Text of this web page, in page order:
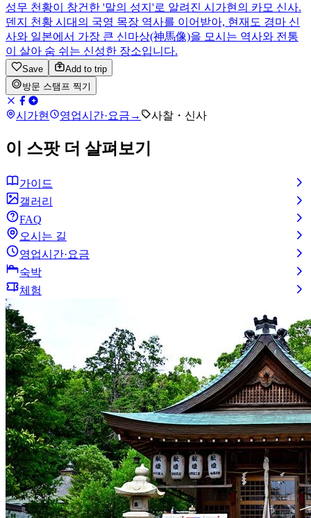
성무 천황이 창건한 '말의 성지'로 알려진 시가현의 카모 신사.
덴지 천황 시대의 국영 목장 역사를 이어받아, 현재도 경마 신
사와 일본에서 가장 큰 신마상(神馬像)을 모시는 역사와 전통
이 살아 숨 쉬는 신성한 장소입니다.
Save
Add to trip
방문 스탬프 찍기
시가현 영업시간·요금 → 사찰・신사
이 스팟 더 살펴보기
가이드
갤러리
FAQ
오시는 길
영업시간·요금
숙박
체험